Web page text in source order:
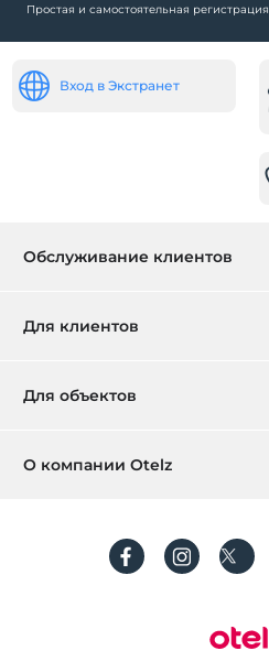
Простая и самостоятельная регистрация
Вход в Экстранет
Обслуживание клиентов
Часто задаваемые вопросы
Для клиентов
Подарочная карта
Зарегистрироваться
Для объектов
Добавьте ваш отель
О компании Otelz